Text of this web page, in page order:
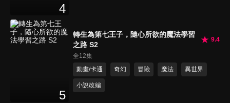
4
5
轉生為第七王子，隨心所欲的魔法學習
之路 S2
9.4
全12集
動畫/卡通
奇幻 冒險 魔法 異世界
小說改編